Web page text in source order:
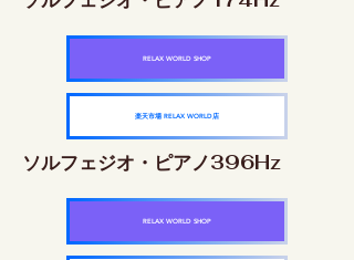
RELAX WORLD SHOP
楽天市場 RELAX WORLD店
ソルフェジオ・ピアノ396Hz
RELAX WORLD SHOP